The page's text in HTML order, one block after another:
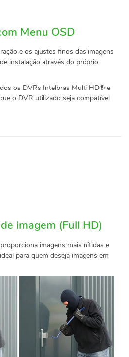
Menu OSD
e os ajustes finos das imagens
instalação através do próprio
os DVRs Intelbras Multi HD® e
o DVR utilizado seja compatível
imagem (Full HD)
imagens mais nítidas e
para quem deseja imagens em